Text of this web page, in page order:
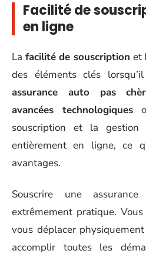
Facilité de
en ligne
La facilité de souscription et
des éléments clés
assurance auto pas
avancées technologiques
souscription et la gestion
entièrement en ligne, ce
avantages.
Souscrire une
extrêmement pratique.
vous déplacer
accomplir toutes les